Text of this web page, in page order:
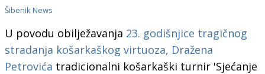
Šibenik News
U povodu obilježavanja 23. godišnjice tragičnog
stradanja košarkaškog virtuoza, Dražena
Petrovića tradicionalni košarkaški turnir 'Sjećanje